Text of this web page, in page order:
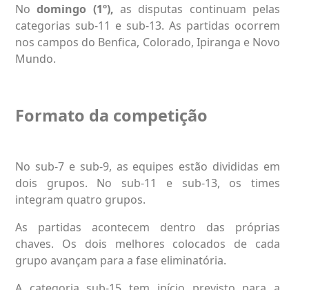
Nodomingo (1º),as disputas continuam pelas
categorias sub-11 e sub-13. As partidas ocorrem
nos campos do Benfica, Colorado, Ipiranga e Novo
Mundo.
Formato da competição
No sub-7 e sub-9, as equipes estão divididas em
dois grupos. No sub-11 e sub-13, os times
integram quatro grupos.
As partidas acontecem dentro das próprias
chaves. Os dois melhores colocados de cada
grupo avançam para a fase eliminatória.